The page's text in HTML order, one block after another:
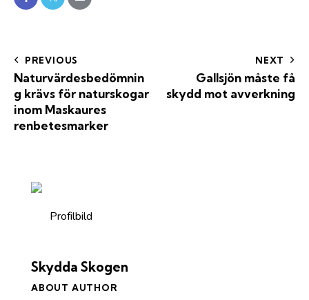
PREVIOUS
Naturvärdesbedömnin
g krävs för naturskogar
inom Maskaures
renbetesmarker
NEXT
Gallsjön måste få
skydd mot avverkning
Skydda Skogen
ABOUT AUTHOR